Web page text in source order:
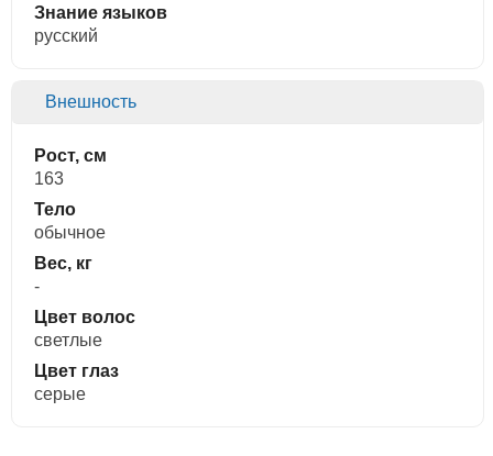
Знание языков
русский
Внешность
Рост, см
163
Тело
обычное
Вес, кг
-
Цвет волос
светлые
Цвет глаз
серые